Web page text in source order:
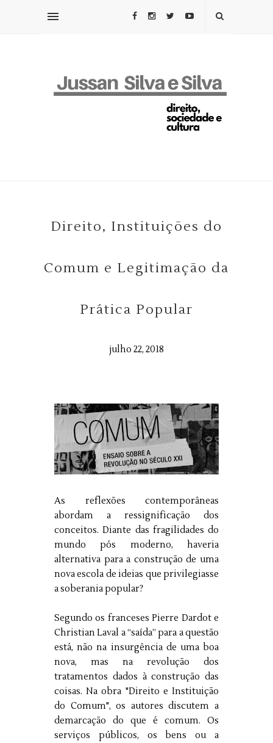
Direito, Instituições do
Comum e Legitimação da
Prática Popular
julho 22, 2018
As reflexões contemporâneas
abordam a ressignificação dos
conceitos. Diante das fragilidades do
mundo pós moderno, haveria
alternativa para a construção de uma
nova escola de ideias que privilegiasse
a soberania popular?
Segundo os franceses Pierre Dardot e
Christian Laval a “saída” para a questão
está, não na insurgência de uma boa
nova, mas na revolução dos
tratamentos dados à construção das
coisas. Na obra "Direito e Instituição
do Comum", os autores discutem a
demarcação do que é comum. Os
serviços públicos, os bens ou a